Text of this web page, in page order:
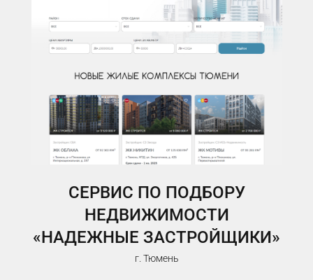
СЕРВИС ПО ПОДБОРУ
НЕДВИЖИМОСТИ
«НАДЕЖНЫЕ ЗАСТРОЙЩИКИ»
г. Тюмень